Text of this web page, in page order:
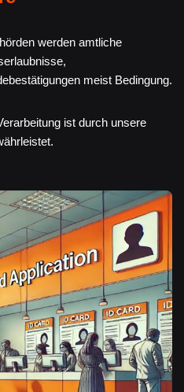
werden amtliche
meist Bedingung.
ist durch unsere